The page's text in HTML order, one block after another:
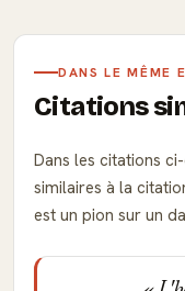
DANS LE MÊME
Citations
Dans les citations
similaires à la
est un pion sur un